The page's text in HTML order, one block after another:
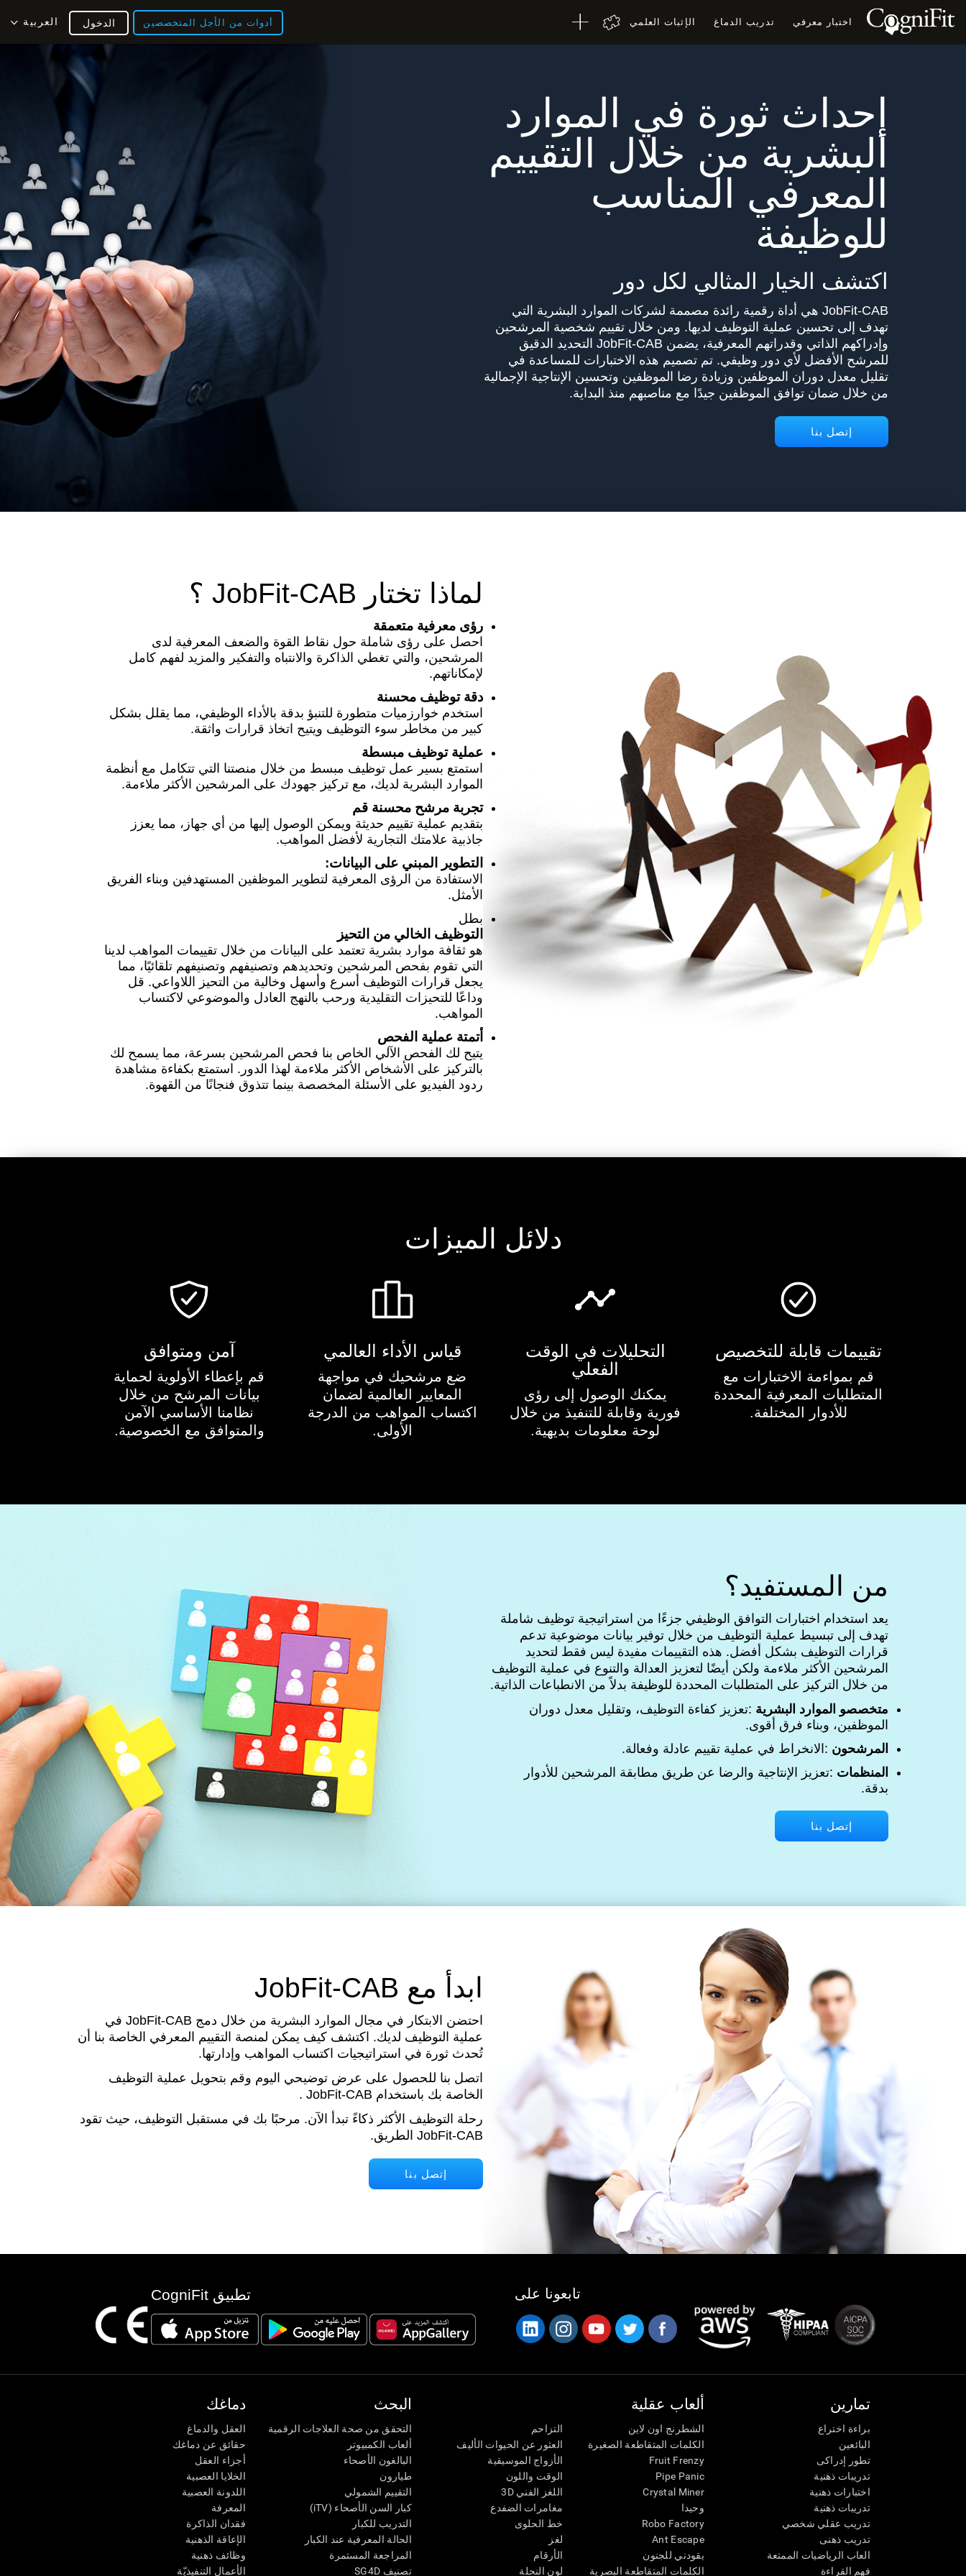
اختبار معرفي تدريب الدماغ الإثبات العلمي أدوات من الأجل المتخصصين العربية الدخول
إحداث ثورة في الموارد
البشرية من خلال التقييم
المعرفي المناسب
للوظيفة
اكتشف الخيار المثالي لكل دور
JobFit-CAB هي أداة رقمية رائدة مصممة لشركات الموارد البشرية التي
تهدف إلى تحسين عملية التوظيف لديها. ومن خلال تقييم شخصية المرشحين
وإدراكهم الذاتي وقدراتهم المعرفية، يضمن JobFit-CAB التحديد الدقيق
للمرشح الأفضل لأي دور وظيفي. تم تصميم هذه الاختبارات للمساعدة في
تقليل معدل دوران الموظفين وزيادة رضا الموظفين وتحسين الإنتاجية الإجمالية
من خلال ضمان توافق الموظفين جيدًا مع مناصبهم منذ البداية.
إتصل بنا
لماذا تختار JobFit-CAB ؟
رؤى معرفية متعمقة
احصل على رؤى شاملة حول نقاط القوة والضعف المعرفية لدى
المرشحين، والتي تغطي الذاكرة والانتباه والتفكير والمزيد لفهم كامل
لإمكاناتهم.
دقة توظيف محسنة
استخدم خوارزميات متطورة للتنبؤ بدقة بالأداء الوظيفي، مما يقلل بشكل
كبير من مخاطر سوء التوظيف ويتيح اتخاذ قرارات واثقة.
عملية توظيف مبسطة
استمتع بسير عمل توظيف مبسط من خلال منصتنا التي تتكامل مع أنظمة
الموارد البشرية لديك، مع تركيز جهودك على المرشحين الأكثر ملاءمة.
تجربة مرشح محسنة قم
بتقديم عملية تقييم حديثة ويمكن الوصول إليها من أي جهاز، مما يعزز
جاذبية علامتك التجارية لأفضل المواهب.
التطوير المبني على البيانات:
الاستفادة من الرؤى المعرفية لتطوير الموظفين المستهدفين وبناء الفريق
الأمثل.
بطل
التوظيف الخالي من التحيز
هو ثقافة موارد بشرية تعتمد على البيانات من خلال تقييمات المواهب لدينا
التي تقوم بفحص المرشحين وتحديدهم وتصنيفهم وتصنيفهم تلقائيًا، مما
يجعل قرارات التوظيف أسرع وأسهل وخالية من التحيز اللاواعي. قل
وداعًا للتحيزات التقليدية ورحب بالنهج العادل والموضوعي لاكتساب
المواهب.
أتمتة عملية الفحص
يتيح لك الفحص الآلي الخاص بنا فحص المرشحين بسرعة، مما يسمح لك
بالتركيز على الأشخاص الأكثر ملاءمة لهذا الدور. استمتع بكفاءة مشاهدة
ردود الفيديو على الأسئلة المخصصة بينما تتذوق فنجانًا من القهوة.
دلائل الميزات
تقييمات قابلة للتخصيص
قم بمواءمة الاختبارات مع
المتطلبات المعرفية المحددة
للأدوار المختلفة.
التحليلات في الوقت
الفعلي
يمكنك الوصول إلى رؤى
فورية وقابلة للتنفيذ من خلال
لوحة معلومات بديهية.
قياس الأداء العالمي
ضع مرشحيك في مواجهة
المعايير العالمية لضمان
اكتساب المواهب من الدرجة
الأولى.
آمن ومتوافق
قم بإعطاء الأولوية لحماية
بيانات المرشح من خلال
نظامنا الأساسي الآمن
والمتوافق مع الخصوصية.
من المستفيد؟
يعد استخدام اختبارات التوافق الوظيفي جزءًا من استراتيجية توظيف شاملة
تهدف إلى تبسيط عملية التوظيف من خلال توفير بيانات موضوعية تدعم
قرارات التوظيف بشكل أفضل. هذه التقييمات مفيدة ليس فقط لتحديد
المرشحين الأكثر ملاءمة ولكن أيضًا لتعزيز العدالة والتنوع في عملية التوظيف
من خلال التركيز على المتطلبات المحددة للوظيفة بدلاً من الانطباعات الذاتية.
متخصصو الموارد البشرية :تعزيز كفاءة التوظيف، وتقليل معدل دوران
الموظفين، وبناء فرق أقوى.
المرشحون :الانخراط في عملية تقييم عادلة وفعالة.
المنظمات :تعزيز الإنتاجية والرضا عن طريق مطابقة المرشحين للأدوار
بدقة.
إتصل بنا
ابدأ مع JobFit-CAB
احتضن الابتكار في مجال الموارد البشرية من خلال دمج JobFit-CAB في
عملية التوظيف لديك. اكتشف كيف يمكن لمنصة التقييم المعرفي الخاصة بنا أن
تُحدث ثورة في استراتيجيات اكتساب المواهب وإدارتها.
اتصل بنا للحصول على عرض توضيحي اليوم وقم بتحويل عملية التوظيف
الخاصة بك باستخدام JobFit-CAB .
رحلة التوظيف الأكثر ذكاءً تبدأ الآن. مرحبًا بك في مستقبل التوظيف، حيث تقود
JobFit-CAB الطريق.
إتصل بنا
تطبيق CogniFit تابعونا على
دماغك
العقل والدماغ
حقائق عن دماغك
أجزاء العقل
الخلايا العصبية
اللدونة العصبية
المعرفة
فقدان الذاكرة
الإعاقة الذهنية
وظائف ذهنية
الأعمال التنفيذيّة
البحث
التحقق من صحة العلاجات الرقمية
ألعاب الكمبيوتر
البالغون الأصحاء
طيارون
التقييم الشمولي
كبار السن الأصحاء (iTV)
التدريب للكبار
الحالة المعرفية عند الكبار
المراجعة المستمرة
تصنيف SG4D
ألعاب عقلية
الشطرنج اون لاين
الكلمات المتقاطعة الصغيرة
Fruit Frenzy
Pipe Panic
Crystal Miner
وحيدا
Robo Factory
Ant Escape
يقودني للجنون
الكلمات المتقاطعة البصرية
التزاحم
العثور عن الحيوات الأليف
الأزواج الموسيقية
الوقت واللون
اللغز الفني 3D
مغامرات الضفدع
خط الحلوى
لغز
الأرقام
لون النحلة
تمارين
براءة اختراع
البائعين
تطور إدراكى
تدريبات ذهنية
اختبارات ذهنية
تدريبات ذهنية
تدريب عقلي شخصي
تدريب ذهنى
العاب الرياضيات الممتعة
فهم القراءة